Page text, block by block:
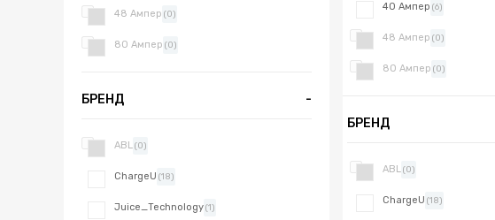
40 Ампер (6)
48 Ампер (0)
80 Ампер (0)
БРЕНД
ABL(0)
ChargeU (18)
48 Ампер (0)
80 Ампер (0)
БРЕНД -
ABL(0)
ChargeU (18)
Juice_Technology(1)